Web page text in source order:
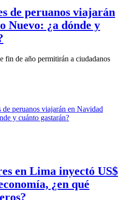
de peruanos viajarán
Nuevo: ¿a dónde y
fin de año permitirán a ciudadanos
en Lima inyectó US$
¿en qué